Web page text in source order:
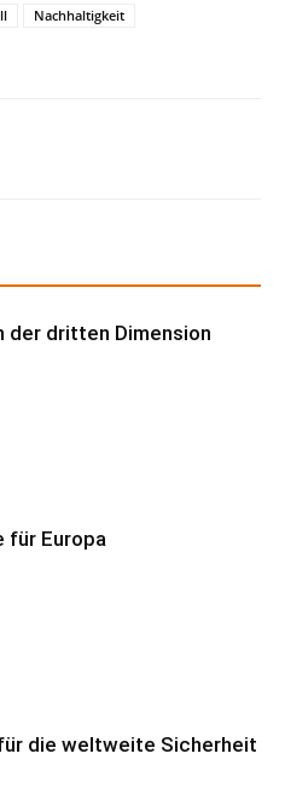
Nachhaltigkeit
der dritten Dimension
für Europa
die weltweite Sicherheit